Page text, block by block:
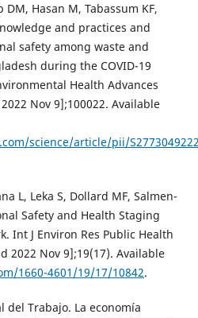
Hasan M, Tabassum KF,
and practices and
safety among waste and
during the COVID-19
Health Advances
Nov 9];100022. Available
science/article/pii/
L, Leka S, Dollard MF, Salmen-
Safety and Health Staging
Int J Environ Res Public Health
2022 Nov 9];19(17). Available
1660-4601/19/17/10842.
Trabajo. La economía